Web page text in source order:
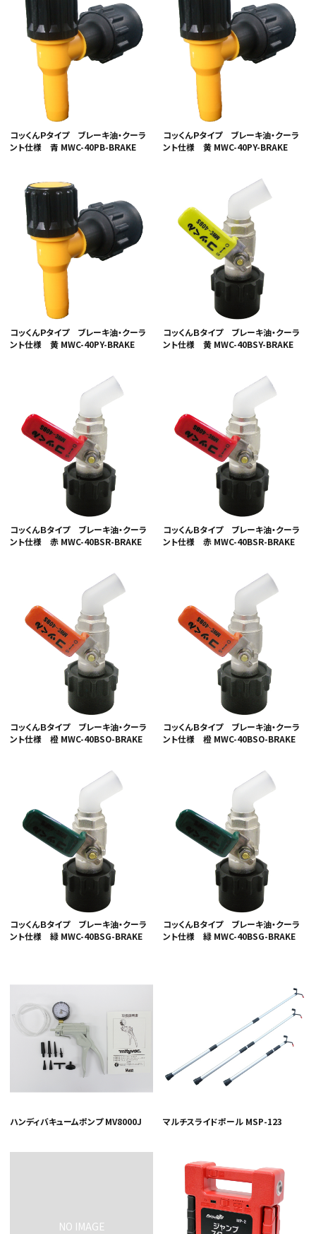
コッくんＰタイプ ブレーキ油・クーラ
ント仕様 青 MWC-40PB-BRAKE
コッくんＰタイプ ブレーキ油・クーラ
ント仕様 黄 MWC-40PY-BRAKE
コッくんＰタイプ ブレーキ油・クーラ
ント仕様 黄 MWC-40PY-BRAKE
コッくんＢタイプ ブレーキ油・クーラ
ント仕様 黄 MWC-40BSY-BRAKE
コッくんＢタイプ ブレーキ油・クーラ
ント仕様 赤 MWC-40BSR-BRAKE
コッくんＢタイプ ブレーキ油・クーラ
ント仕様 赤 MWC-40BSR-BRAKE
コッくんＢタイプ ブレーキ油・クーラ
ント仕様 橙 MWC-40BSO-BRAKE
コッくんＢタイプ ブレーキ油・クーラ
ント仕様 橙 MWC-40BSO-BRAKE
コッくんＢタイプ ブレーキ油・クーラ
ント仕様 緑 MWC-40BSG-BRAKE
コッくんＢタイプ ブレーキ油・クーラ
ント仕様 緑 MWC-40BSG-BRAKE
ハンディバキュームポンプ MV8000J マルチスライドポール MSP-123